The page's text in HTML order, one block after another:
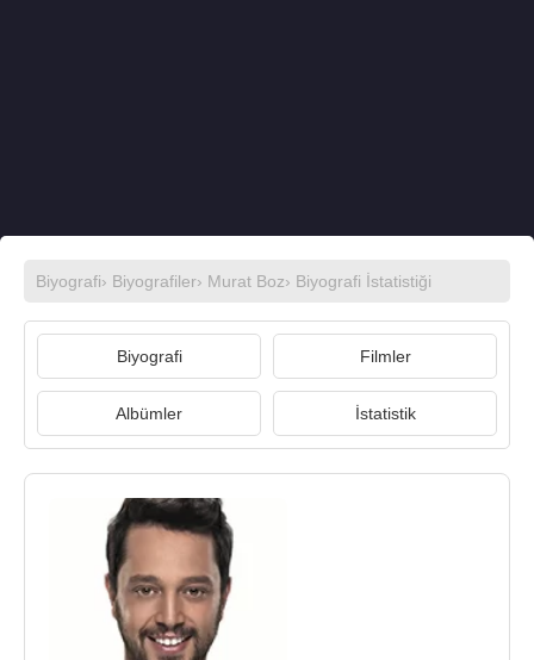
Biyografi› Biyografiler› Murat Boz› Biyografi İstatistiği
Biyografi Filmler
Albümler İstatistik